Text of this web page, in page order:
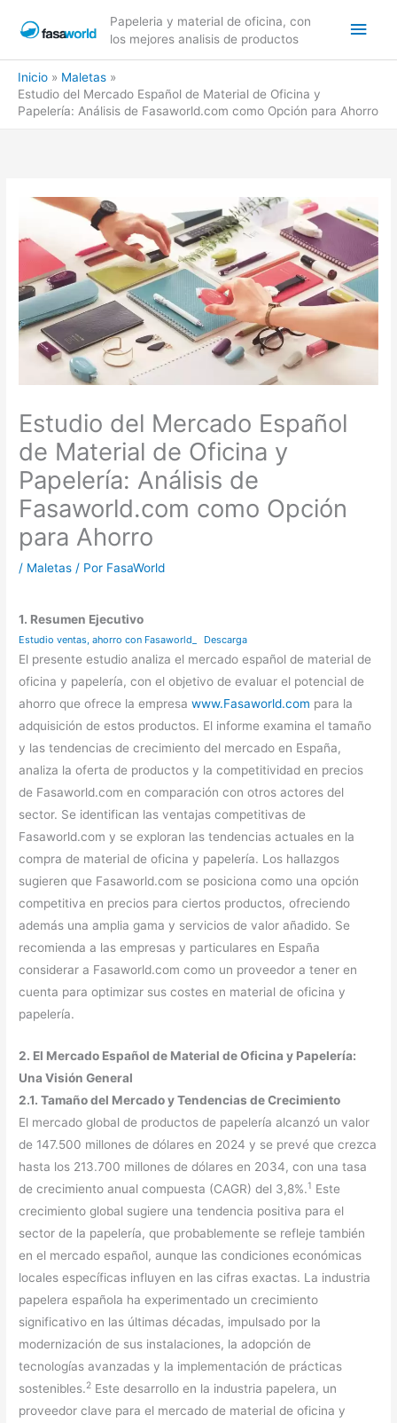
Papeleria y material de oficina, con
los mejores analisis de productos
Inicio
Maletas
Estudio del Mercado Español de Material de Oficina y
Papelería: Análisis de Fasaworld.com como Opción para Ahorro
Estudio del Mercado Español
de Material de Oficina y
Papelería: Análisis de
Fasaworld.com como Opción
para Ahorro
/ Maletas / Por FasaWorld
1. Resumen Ejecutivo
Estudio ventas, ahorro con Fasaworld_ Descarga
El presente estudio analiza el mercado español de material de
oficina y papelería, con el objetivo de evaluar el potencial de
ahorro que ofrece la empresawww.Fasaworld.com para la
adquisición de estos productos. El informe examina el tamaño
y las tendencias de crecimiento del mercado en España,
analiza la oferta de productos y la competitividad en precios
de Fasaworld.com en comparación con otros actores del
sector. Se identifican las ventajas competitivas de
Fasaworld.com y se exploran las tendencias actuales en la
compra de material de oficina y papelería. Los hallazgos
sugieren que Fasaworld.com se posiciona como una opción
competitiva en precios para ciertos productos, ofreciendo
además una amplia gama y servicios de valor añadido. Se
recomienda a las empresas y particulares en España
considerar a Fasaworld.com como un proveedor a tener en
cuenta para optimizar sus costes en material de oficina y
papelería.
2. El Mercado Español de Material de Oficina y Papelería:
Una Visión General
2.1. Tamaño del Mercado y Tendencias de Crecimiento
El mercado global de productos de papelería alcanzó un valor
de 147.500 millones de dólares en 2024 y se prevé que crezca
hasta los 213.700 millones de dólares en 2034, con una tasa
de crecimiento anual compuesta (CAGR) del 3,8%.1 Este
crecimiento global sugiere una tendencia positiva para el
sector de la papelería, que probablemente se refleje también
en el mercado español, aunque las condiciones económicas
locales específicas influyen en las cifras exactas. La industria
papelera española ha experimentado un crecimiento
significativo en las últimas décadas, impulsado por la
modernización de sus instalaciones, la adopción de
tecnologías avanzadas y la implementación de prácticas
sostenibles.2 Este desarrollo en la industria papelera, un
proveedor clave para el mercado de material de oficina y